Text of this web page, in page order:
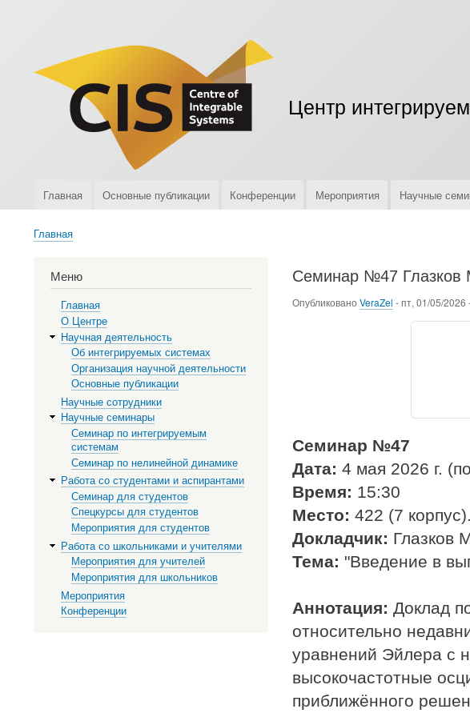
записи
пользователя
Центр
Верхняя
Главная Основные публикации Конференции Мероприятия Научные
Строка
Главная
Семинар №47 Глазков
Опубликовано VeraZel -пт, 01/05/2026
Семинар №47
Дата: 4 мая 2026 г.
Время: 15:30
Место: 422 (7
Докладчик: Глазков
Тема: "Введение в
Аннотация: Доклад
относительно
уравнений Эйлера с
высокочастотные
приближённого
Меню
Главная
О Центре
Научная деятельность
Об интегрируемых системах
Организация научной деятельности
Основные публикации
Научные сотрудники
Научные семинары
Семинар по интегрируемым
системам
Семинар по нелинейной динамике
Работа со студентами и аспирантами
Семинар для студентов
Спецкурсы для студентов
Мероприятия для студентов
Работа со школьниками и учителями
Мероприятия для учителей
Мероприятия для школьников
Мероприятия
Конференции